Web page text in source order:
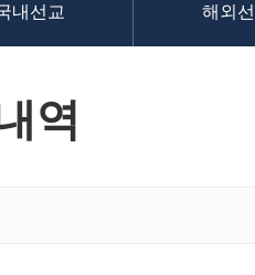
내선교 해외
역